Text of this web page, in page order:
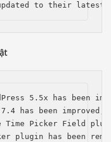
to their latest
5.5x has been
has been improved;
Picker Field
plugin has been